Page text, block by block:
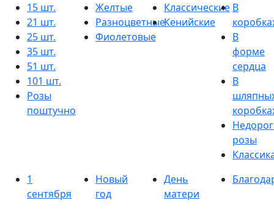
15 шт.
21 шт.
25 шт.
35 шт.
51 шт.
101 шт.
Розы
поштучно
Желтые
Разноцветные
Фиолетовые
Классические
Кенийские
В
В
форме
сердца
В
розы
1
сентября
Новый
год
День
матери